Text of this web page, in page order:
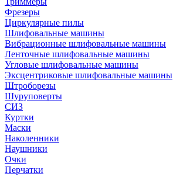
Фрезеры
Циркулярные пилы
Шлифовальные машины
Вибрационные шлифовальные машины
Ленточные шлифовальные машины
Угловые шлифовальные машины
Эксцентриковые шлифовальные машины
Штроборезы
Шуруповерты
СИЗ
Куртки
Маски
Наколенники
Наушники
Очки
Перчатки